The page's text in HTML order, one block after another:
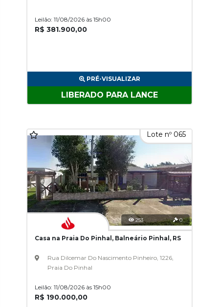
Leilão: 11/08/2026 às 15h00
R$ 381.900,00
PRÉ-VISUALIZAR
LIBERADO PARA LANCE
Lote nº 065
253 0
Casa na Praia Do Pinhal, Balneário Pinhal, RS
Rua Dilcemar Do Nascimento Pinheiro, 1226,
Praia Do Pinhal
Leilão: 11/08/2026 às 15h00
R$ 190.000,00